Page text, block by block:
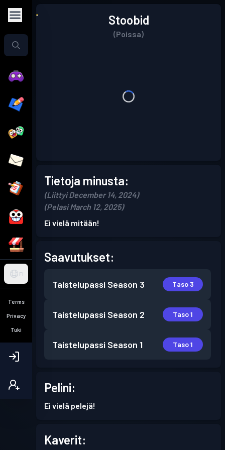
FI
Terms
Privacy
Tuki
Stoobid
(Poissa)
Tietoja minusta:
(Liittyi December 14, 2024)
(Pelasi March 12, 2025)
Ei vielä mitään!
Saavutukset:
Taistelupassi Season 3 Taso 3
Taistelupassi Season 2 Taso 1
Taistelupassi Season 1 Taso 1
Pelini:
Ei vielä pelejä!
Kaverit: